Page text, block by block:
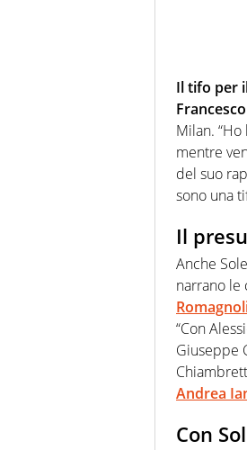
Il tifo per
Milan.
mentre
del suo
sono una
Il
Anche
narrano le
“Con
Giuseppe
Andrea
Con